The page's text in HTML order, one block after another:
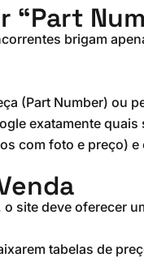
“Part
brigam
(Part Number) ou
exatamente
com foto e preço)
site deve oferecer
tabelas de